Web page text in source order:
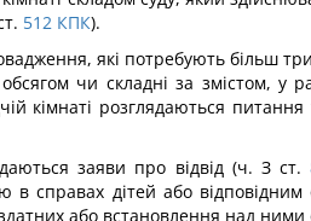
512 КПК).
які потребують більш
чи складні за змістом, у
кімнаті розглядаються
заяви про відвід (ч. З ст.
дітей або відповідним
або встановлення над ними